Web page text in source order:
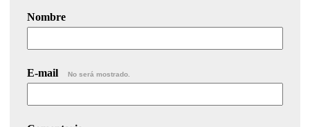
Nombre
E-mail No será mostrado.